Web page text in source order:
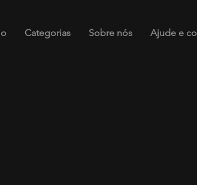
Categorias Sobre nós Ajude e